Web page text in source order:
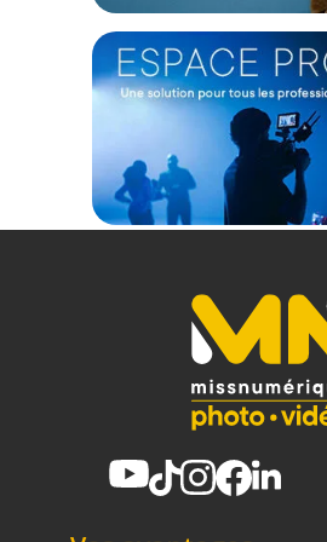
Focus et iris à course longue,
Idéal pour l’utilisation avec follow
contrôle à distance. Précision et
Excellente qualité optique
Verres à faible dispersion et
un contraste optimal, une belle
netteté homogène du centre aux
fiction, documentaires haut de gamme,
Caractéristiques du Venus Optics
Cine - Nikon Z par Loawa :
Monture : Nikon Z